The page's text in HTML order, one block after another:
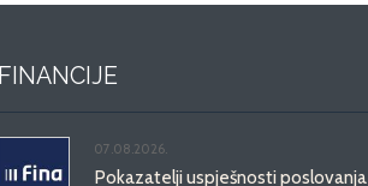
FINANCIJE
07.08.2026.
Pokazatelji uspješnosti poslovanja